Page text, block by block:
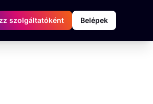
szolgáltatóként Belépek